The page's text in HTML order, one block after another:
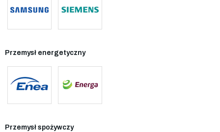
Przemysł energetyczny
Przemysł spożywczy